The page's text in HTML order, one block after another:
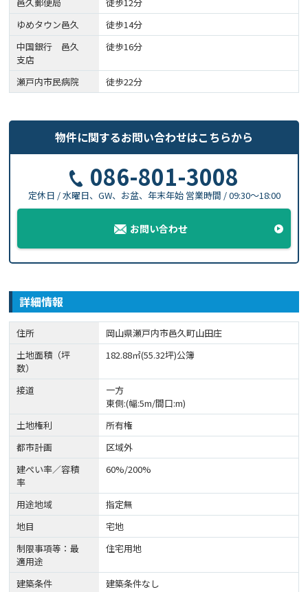
ゆめタウン邑久
徒歩14分
中国銀行 邑久
支店
徒歩16分
瀬戸内市民病院 徒歩22分
物件に関するお問い合わせはこちらから
お問い合わせ
086-801-3008
定休日 / 水曜日、GW、お盆、年末年始 営業時間 / 09:30〜18:00
詳細情報
住所
岡山県瀬戸内市邑久町山田庄
土地面積（坪
数）
182.88㎡(55.32坪)公簿
接道
一方
東側:(幅:5m/間口:m)
土地権利
所有権
都市計画
区域外
建ぺい率／容積
率
60%/200%
用途地域
指定無
地目
宅地
制限事項等：最
適用途
住宅用地
建築条件
建築条件なし